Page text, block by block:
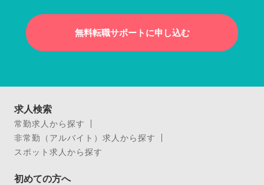
無料転職サポートに申し込む
求人検索
常勤求人から探す
非常勤（アルバイト）求人から探す
スポット求人から探す
初めての方へ